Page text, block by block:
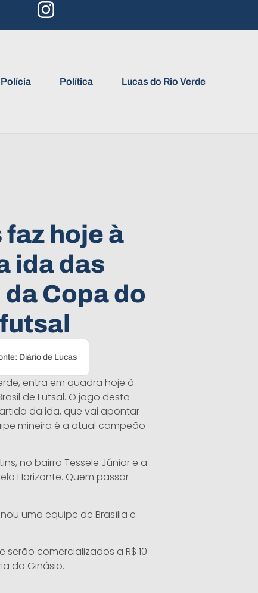
Polícia Política Lucas do Rio Verde
hoje à
ida das
Copa do
Diário de Lucas
entra em quadra hoje à
de Futsal. O jogo desta
da ida, que vai apontar
mineira é a atual campeão
no bairro Tessele Júnior e a
Horizonte. Quem passar
uma equipe de Brasília e
comercializados a R$ 10
do Ginásio.